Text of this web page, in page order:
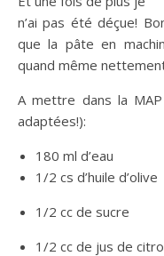
n’ai pas été déçue!
que la pâte en
quand même
A mettre dans la
adaptées!):
180 ml d’eau
1/2 cs d’huile d’olive
1/2 cc de sucre
1/2 cc de jus de